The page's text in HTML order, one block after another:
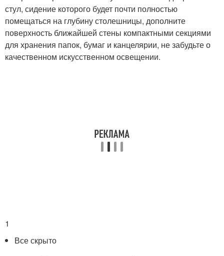
стул, сидение которого будет почти полностью
помещаться на глубину столешницы, дополните
поверхность ближайшей стены компактными секциями
для хранения папок, бумаг и канцелярии, не забудьте о
качественном искусственном освещении.
1
Все скрыто